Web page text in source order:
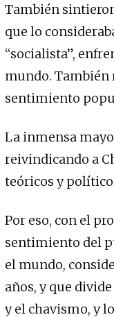
También
que lo
“socialista”,
mundo. También
sentimiento
La inmensa
reivindicando a
teóricos y
Por eso, con el
sentimiento del
el mundo,
años, y que
y el chavismo, y